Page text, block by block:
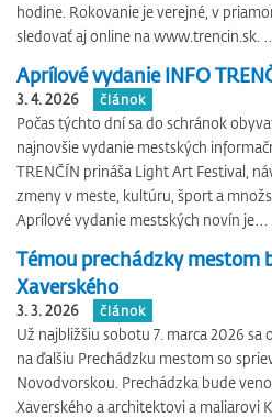
hodine. Rokovanie je verejné, v
sledovať aj online na www.trencin.sk. …
Aprílové vydanie INFO
3. 4. 2026 článok
Počas týchto dní sa do schránok
najnovšie vydanie mestských
TRENČÍN prináša Light Art Festival,
zmeny v meste, kultúru, šport a
Aprílové vydanie mestských novín je…
Témou prechádzky mestom
Xaverského
3. 3. 2026 článok
Už najbližšiu sobotu 7. marca 2026
na ďalšiu Prechádzku mestom so
Novodvorskou. Prechádzka bude
Xaverského a architektovi a maliarovi